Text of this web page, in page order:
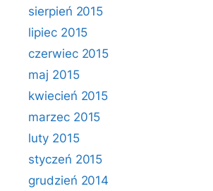
sierpień 2015
lipiec 2015
czerwiec 2015
maj 2015
kwiecień 2015
marzec 2015
luty 2015
styczeń 2015
grudzień 2014